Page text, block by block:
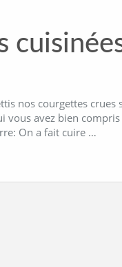
nos courgettes
vous avez bien
On a fait cuire …